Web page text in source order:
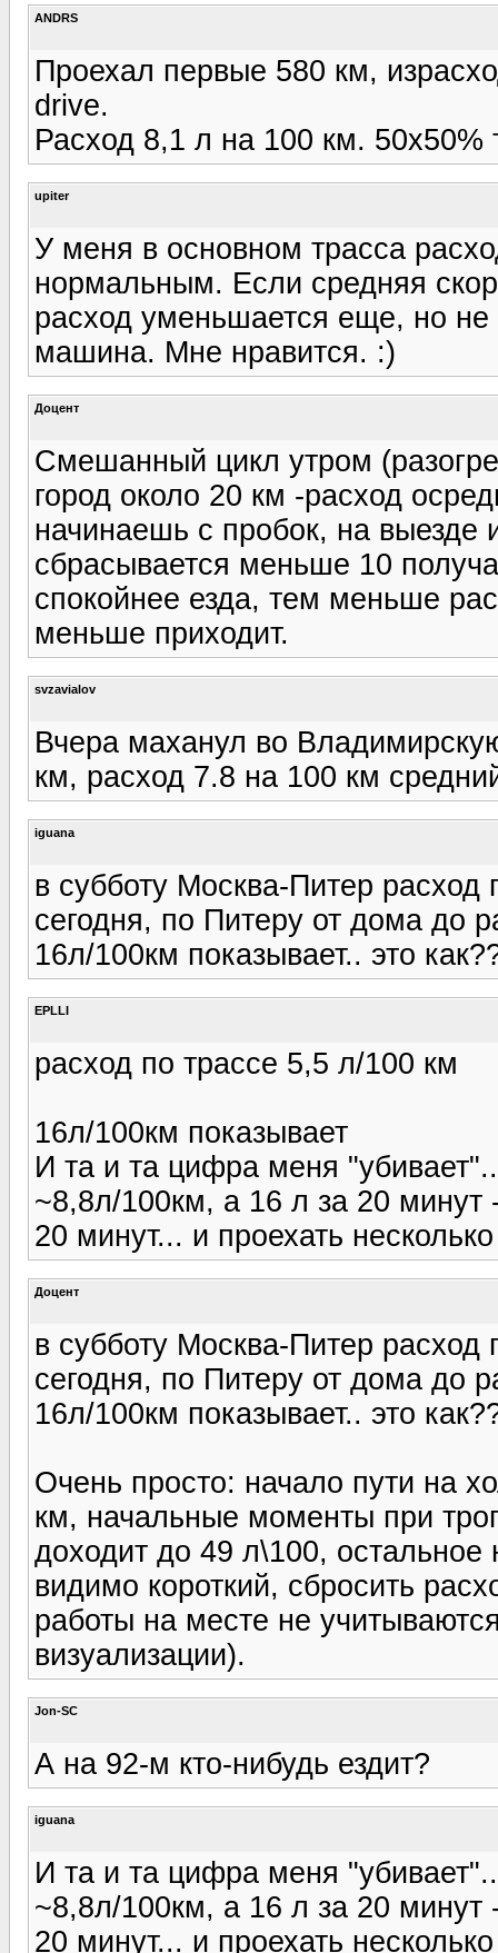
ANDRS
Проехал первые 580 км,
drive.
Расход 8,1 л на 100 км. 50х50%
upiter
У меня в основном трасса
нормальным. Если средняя
расход уменьшается еще, но
машина. Мне нравится. :)
Доцент
Смешанный цикл утром
город около 20 км -расход
начинаешь с пробок, на выезде
сбрасывается меньше 10
спокойнее езда, тем меньше
меньше приходит.
svzavialov
Вчера маханул во
км, расход 7.8 на 100 км
iguana
в субботу Москва-Питер расход
сегодня, по Питеру от дома до
16л/100км показывает.. это
EPLLI
расход по трассе 5,5 л/100 км
16л/100км показывает
И та и та цифра меня
~8,8л/100км, а 16 л за 20 минут
20 минут... и проехать
Доцент
в субботу Москва-Питер расход
сегодня, по Питеру от дома до
16л/100км показывает.. это
Очень просто: начало пути на
км, начальные моменты при
доходит до 49 л\100, остальное
видимо короткий, сбросить
работы на месте не
визуализации).
Jon-SC
А на 92-м кто-нибудь ездит?
iguana
И та и та цифра меня
~8,8л/100км, а 16 л за 20 минут
20 минут... и проехать